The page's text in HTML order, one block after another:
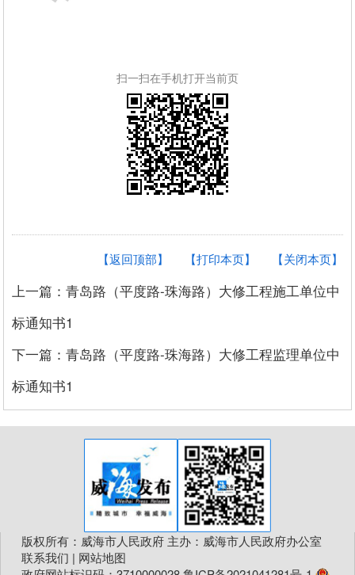
扫一扫在手机打开当前页
【关闭本页】
【打印本页】
【返回顶部】
上一篇：青岛路（平度路-珠海路）大修工程施工单位中
标通知书1
下一篇：青岛路（平度路-珠海路）大修工程监理单位中
标通知书1
版权所有：威海市人民政府 主办：威海市人民政府办公室
联系我们 | 网站地图